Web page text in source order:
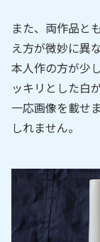
また、両作品と
え方が微妙に異
本人作の方が少
ッキリとした白
一応画像を載せ
しれません。